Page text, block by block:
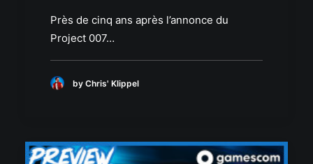
Près de cinq ans après l’annonce du
Project 007…
by Chris' Klippel